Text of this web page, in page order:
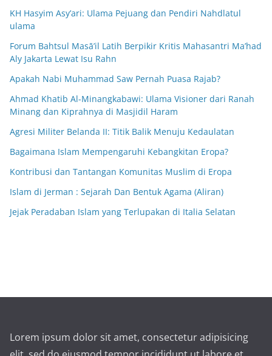
KH Hasyim Asy’ari: Ulama Pejuang dan Pendiri Nahdlatul
ulama
Forum Bahtsul Masā’il Latih Berpikir Kritis Mahasantri Ma’had
Aly Jakarta Lewat Isu Rahn
Apakah Nabi Muhammad Saw Pernah Puasa Rajab?
Ahmad Khatib Al-Minangkabawi: Ulama Visioner dari Ranah
Minang dan Kiprahnya di Masjidil Haram
Agresi Militer Belanda II: Titik Balik Menuju Kedaulatan
Bagaimana Islam Mempengaruhi Kebangkitan Eropa?
Kontribusi dan Tantangan Komunitas Muslim di Eropa
Islam di Jerman : Sejarah Dan Bentuk Agama (Aliran)
Jejak Peradaban Islam yang Terlupakan di Italia Selatan
Lorem ipsum dolor sit amet, consectetur adipisicing